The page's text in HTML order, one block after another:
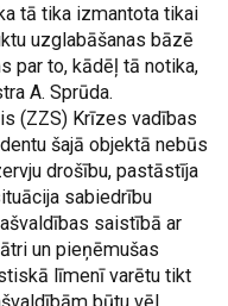
tā tika izmantota tikai
uzglabāšanas bāzē
par to, kādēļ tā notika,
A. Sprūda.
(ZZS) Krīzes vadības
šajā objektā nebūs
drošību, pastāstīja
sabiedrību
saistībā ar
un pieņēmušas
līmenī varētu tikt